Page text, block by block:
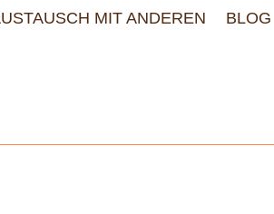
MIT ANDEREN BLOG